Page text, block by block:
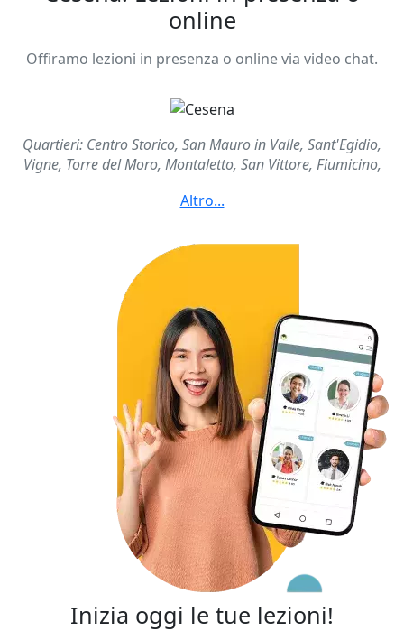
online
Offiramo lezioni in presenza o online via video chat.
Quartieri: Centro Storico, San Mauro in Valle, Sant'Egidio,
Vigne, Torre del Moro, Montaletto, San Vittore, Fiumicino,
Rubicone, Gambettola, Cesena Est, Ponte Abbadesse, Ponte
Inizia oggi le tue lezioni!